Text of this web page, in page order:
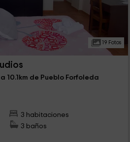
19 Fotos
10.1km de Pueblo Forfoleda
3 habitaciones
3 baños